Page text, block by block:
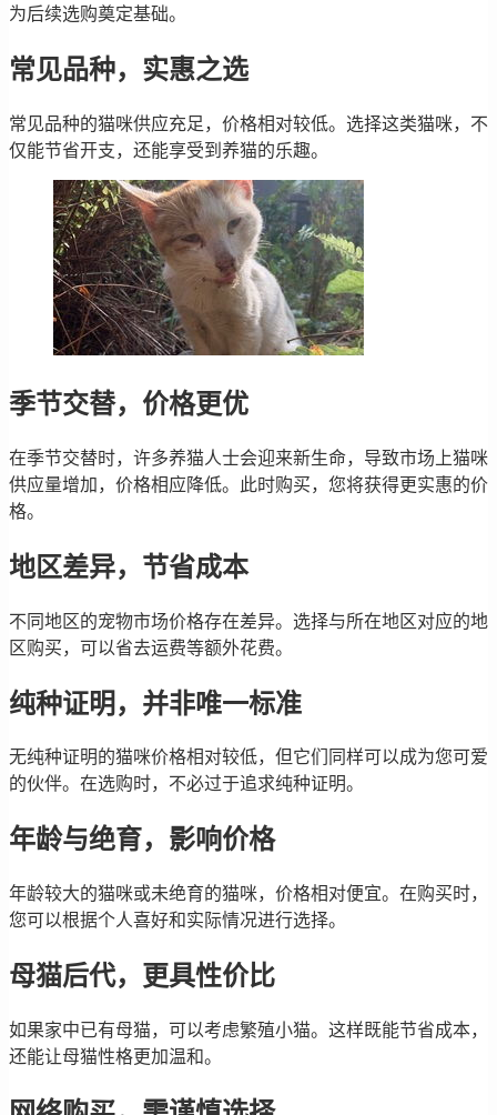
为后续选购奠定基础。
常见品种，实惠之选
常见品种的猫咪供应充足，价格相对较低。选择这类猫咪，不
仅能节省开支，还能享受到养猫的乐趣。
季节交替，价格更优
在季节交替时，许多养猫人士会迎来新生命，导致市场上猫咪
供应量增加，价格相应降低。此时购买，您将获得更实惠的价
格。
地区差异，节省成本
不同地区的宠物市场价格存在差异。选择与所在地区对应的地
区购买，可以省去运费等额外花费。
纯种证明，并非唯一标准
无纯种证明的猫咪价格相对较低，但它们同样可以成为您可爱
的伙伴。在选购时，不必过于追求纯种证明。
年龄与绝育，影响价格
年龄较大的猫咪或未绝育的猫咪，价格相对便宜。在购买时，
您可以根据个人喜好和实际情况进行选择。
母猫后代，更具性价比
如果家中已有母猫，可以考虑繁殖小猫。这样既能节省成本，
还能让母猫性格更加温和。